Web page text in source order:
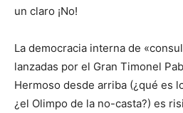
un claro ¡No!
La democracia interna de
lanzadas por el Gran Timonel
Hermoso desde arriba (¿qué es
¿el Olimpo de la no-casta?) es